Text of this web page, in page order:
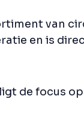
van
en is
de focus